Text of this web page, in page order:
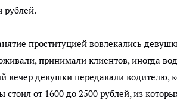
рублей.
проституцией вовлекались
принимали клиентов, иногда
вечер девушки передавали водителю,
стоил от 1600 до 2500 рублей, из